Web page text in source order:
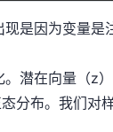
因为变量是
在向量（z）
分布。我们对